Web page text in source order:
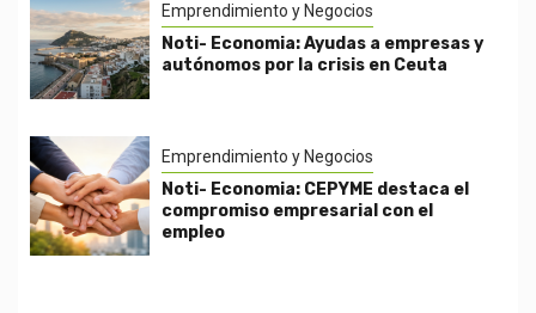
Emprendimiento y Negocios
Noti- Economia: Ayudas a empresas y
autónomos por la crisis en Ceuta
Emprendimiento y Negocios
Noti- Economia: CEPYME destaca el
compromiso empresarial con el
empleo